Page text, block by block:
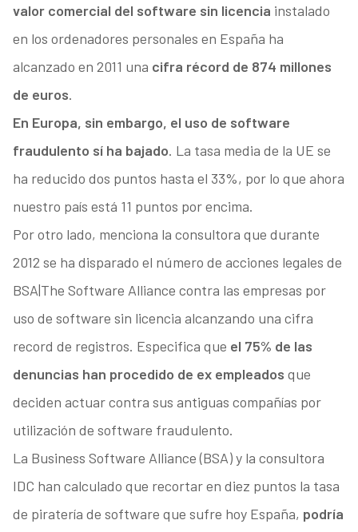
valor comercial del software sin licencia instalado
en los ordenadores personales en España ha
alcanzado en 2011 una cifra récord de 874 millones
de euros.
En Europa, sin embargo, el uso de software
fraudulento sí ha bajado. La tasa media de la UE se
ha reducido dos puntos hasta el 33%, por lo que ahora
nuestro país está 11 puntos por encima.
Por otro lado, menciona la consultora que durante
2012 se ha disparado el número de acciones legales de
BSA|The Software Alliance contra las empresas por
uso de software sin licencia alcanzando una cifra
record de registros. Especifica que el 75% de las
denuncias han procedido de ex empleados que
deciden actuar contra sus antiguas compañías por
utilización de software fraudulento.
La Business Software Alliance (BSA) y la consultora
IDC han calculado que recortar en diez puntos la tasa
de piratería de software que sufre hoy España, podría